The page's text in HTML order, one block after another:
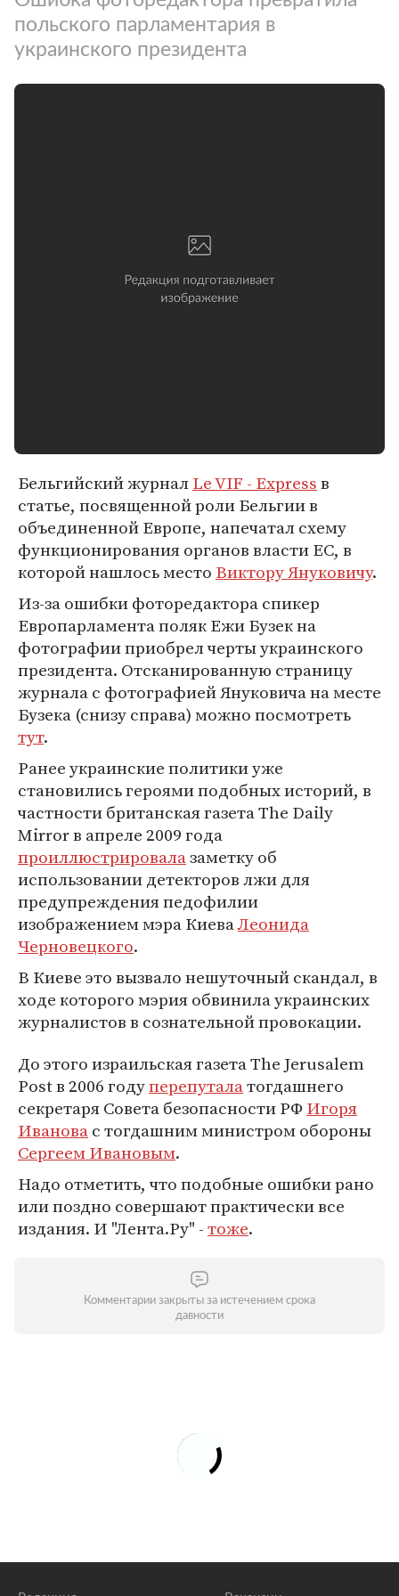
польского парламентария в
украинского президента
Бельгийский журналLe VIF - Expressв
статье, посвященной роли Бельгии в
объединенной Европе, напечатал схему
функционирования органов власти ЕС, в
которой нашлось место Виктору Януковичу.
Из-за ошибки фоторедактора спикер
Европарламента поляк Ежи Бузек на
фотографии приобрел черты украинского
президента. Отсканированную страницу
журнала с фотографией Януковича на месте
Бузека (снизу справа) можно посмотреть
тут.
Ранее украинские политики уже
становились героями подобных историй, в
частности британская газета The Daily
Mirror в апреле 2009 года
проиллюстрировалазаметку об
использовании детекторов лжи для
предупреждения педофилии
изображением мэра КиеваЛеонида
Черновецкого.
В Киеве это вызвало нешуточный скандал, в
ходе которого мэрия обвинила украинских
журналистов в сознательной провокации.
До этого израильская газета The Jerusalem
Post в 2006 годуперепуталатогдашнего
секретаря Совета безопасности РФИгоря
Ивановас тогдашним министром обороны
Сергеем Ивановым.
Надо отметить, что подобные ошибки рано
или поздно совершают практически все
издания. И "Лента.Ру" -тоже.
Комментарии закрыты за истечением срока
давности